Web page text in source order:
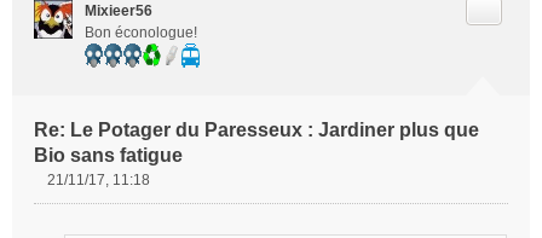
Mixieer56
Bon éconologue!
Re: Le Potager du Paresseux : Jardiner plus que
Bio sans fatigue
21/11/17, 11:18